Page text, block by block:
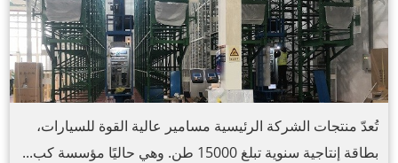
تُعدّ منتجات الشركة الرئيسية مسامير عالية القوة للسيارات،
بطاقة إنتاجية سنوية تبلغ 15000 طن. وهي حاليًا مؤسسة كب...